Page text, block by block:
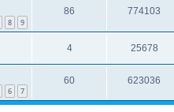
8 9
86 774103
4 25678
6 7
60 623036